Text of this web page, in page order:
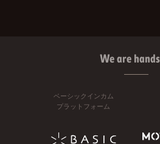
We are
ベーシックインカム
プラットフォーム